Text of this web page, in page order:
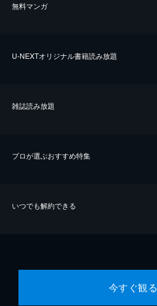
無料マンガ
U-NEXTオリジナル書籍読み放題
雑誌読み放題
プロが選ぶおすすめ特集
いつでも解約できる
今すぐ観る